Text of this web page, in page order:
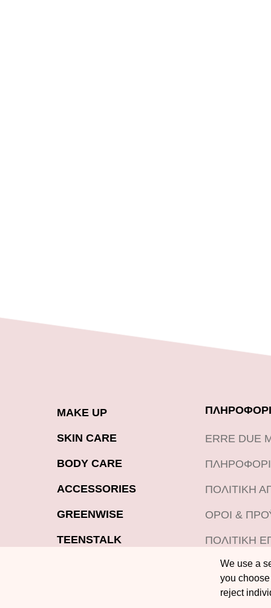
MAKE UP
SKIN CARE
BODY CARE
ACCESSORIES
GREENWISE
TEENSTALK
ERRE DUE
ΠΟΛΙΤΙΚΗ
ΟΡΟΙ &
ΠΟΛΙΤΙΚΗ
ΠΡΟΪΟΝΤΩΝ
We use a
you
reject